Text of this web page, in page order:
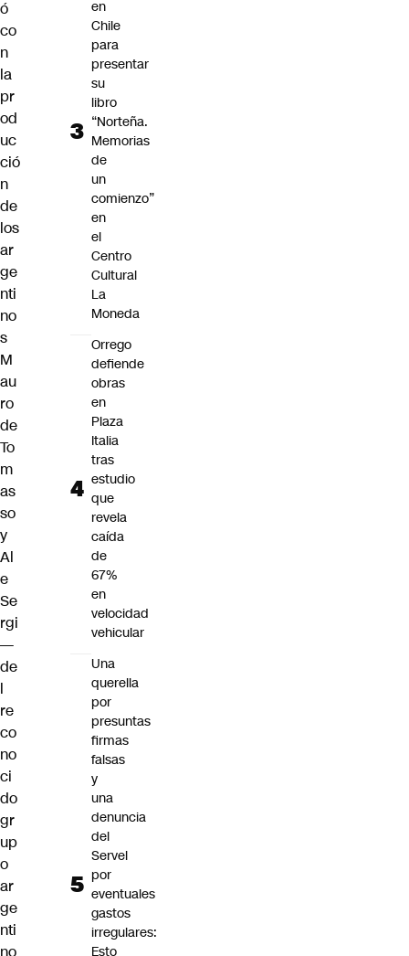
ó
co
n
la
pr
od
uc
ció
n
de
los
ar
ge
nti
no
s
M
au
ro
de
To
m
as
so
y
Al
e
Se
rgi
—
de
l
re
co
no
ci
do
gr
up
o
ar
ge
nti
no
en
Chile
para
presentar
su
libro
“Norteña.
Memorias
de
un
comienzo”
en
el
Centro
Cultural
La
Moneda
Orrego
defiende
obras
en
Plaza
Italia
tras
estudio
que
revela
caída
de
67%
en
velocidad
vehicular
Una
querella
por
presuntas
firmas
falsas
y
una
denuncia
del
Servel
por
eventuales
gastos
irregulares:
Esto